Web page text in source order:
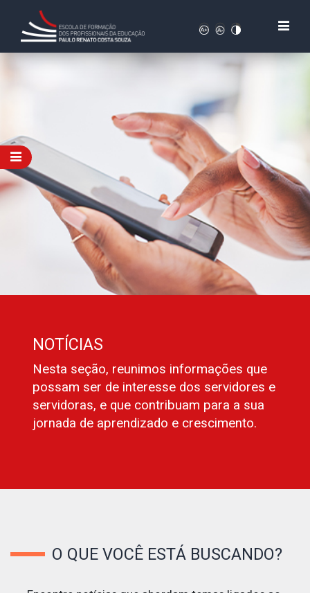
NOTÍCIAS
Nesta seção, reunimos informações que
possam ser de interesse dos servidores e
servidoras, e que contribuam para a sua
jornada de aprendizado e crescimento.
O QUE VOCÊ ESTÁ BUSCANDO?